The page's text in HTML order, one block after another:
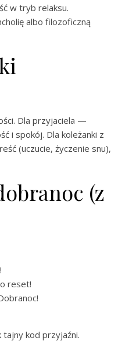
w tryb relaksu.
albo filozoficzną
Dla przyjaciela —
i spokój. Dla koleżanki z
(uczucie, życzenie snu),
(z
reset!
kod przyjaźni.